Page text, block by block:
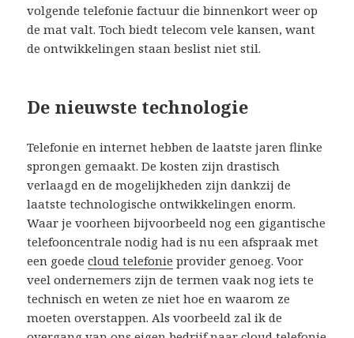
volgende telefonie factuur die binnenkort weer op
de mat valt. Toch biedt telecom vele kansen, want
de ontwikkelingen staan beslist niet stil.
De nieuwste technologie
Telefonie en internet hebben de laatste jaren flinke
sprongen gemaakt. De kosten zijn drastisch
verlaagd en de mogelijkheden zijn dankzij de
laatste technologische ontwikkelingen enorm.
Waar je voorheen bijvoorbeeld nog een gigantische
telefooncentrale nodig had is nu een afspraak met
een goedecloud telefonie provider genoeg. Voor
veel ondernemers zijn de termen vaak nog iets te
technisch en weten ze niet hoe en waarom ze
moeten overstappen. Als voorbeeld zal ik de